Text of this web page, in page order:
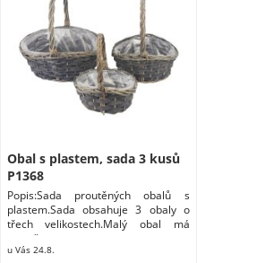
Obal s plastem, sada 3 kusů
P1368
Popis:Sada proutěných obalů s
plastem.Sada obsahuje 3 obaly o
třech velikostech.Malý obal má
rozměry
u Vás 24.8.